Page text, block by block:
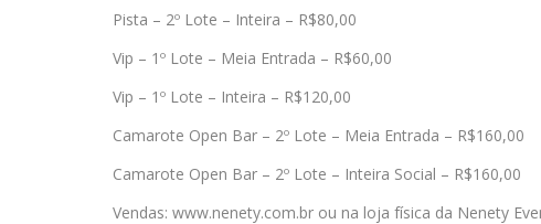
Pista – 2º Lote – Inteira – R$80,00
Vip – 1º Lote – Meia Entrada – R$60,00
Vip – 1º Lote – Inteira – R$120,00
Camarote Open Bar – 2º Lote – Meia Entrada – R$160,00
Camarote Open Bar – 2º Lote – Inteira Social – R$160,00
Vendas: www.nenety.com.br ou na loja física da Nenety